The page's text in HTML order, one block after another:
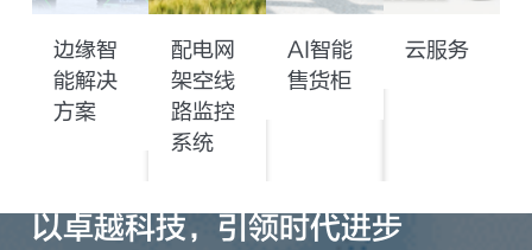
边缘智
能解决
方案
配电网
架空线
路监控
系统
AI智能
售货柜
云服务
以卓越科技，引领时代进步